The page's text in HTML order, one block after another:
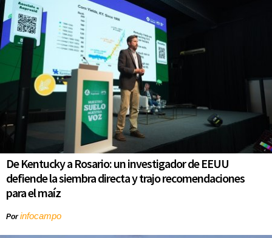
De Kentucky a Rosario: un investigador de EEUU
defiende la siembra directa y trajo recomendaciones
para el maíz
Porinfocampo